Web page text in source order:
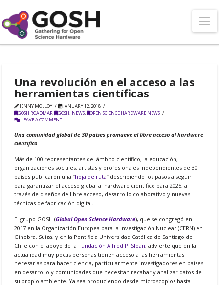
Una revolución en el acceso a las
herramientas científicas
JENNY MOLLOY
JANUARY 12, 2018
GOSH ROADMAP, GOSH! NEWS, OPEN SCIENCE HARDWARE NEWS
LEAVE A COMMENT
Una comunidad global de 30 países promueve el libre acceso al hardware
científico
Más de 100 representantes del ámbito científico, la educación,
organizaciones sociales, artistas y profesionales independientes de 30
países publicaron una “hoja de ruta” describiendo los pasos a seguir
para garantizar el acceso global al hardware científico para 2025, a
través de diseños de libre acceso, desarrollo colaborativo y nuevas
técnicas de fabricación digital.
El grupo GOSH (Global Open Science Hardware), que se congregó en
2017 en la Organización Europea para la Investigación Nuclear (CERN) en
Ginebra, Suiza, y en la Pontificia Universidad Católica de Santiago de
Chile con el apoyo de la Fundación Alfred P. Sloan, advierte que en la
actualidad muy pocas personas tienen acceso a las herramientas
necesarias para hacer ciencia, particularmente investigadores en países
en desarrollo y comunidades que necesitan recabar y analizar datos de
su propio ambiente. Ya sea produciendo desde microscopios hasta